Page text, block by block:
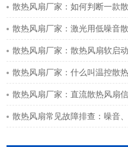
散热风扇厂家：如何判断一款
散热风扇厂家：激光用低噪音
散热风扇厂家：什么叫温控散
散热风扇厂家：直流散热风扇